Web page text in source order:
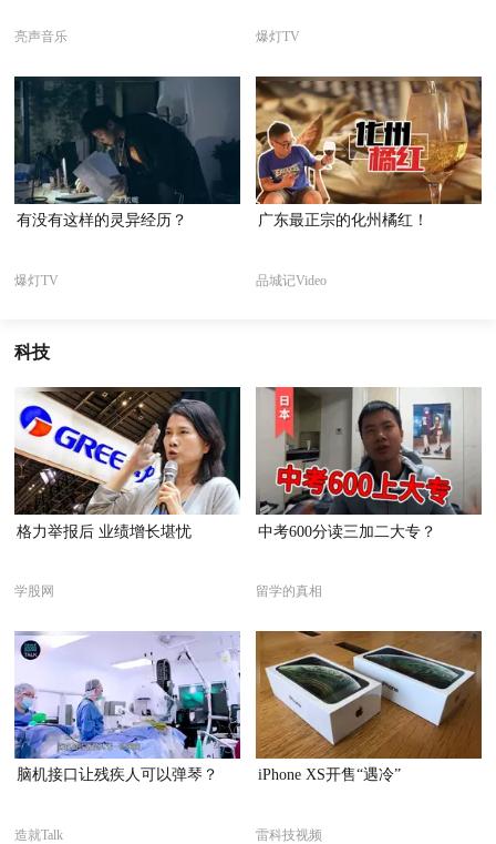
亮声音乐 爆灯TV
有没有这样的灵异经历？
爆灯TV
广东最正宗的化州橘红！
品城记Video
科技
格力举报后 业绩增长堪忧
学股网
中考600分读三加二大专？
留学的真相
脑机接口让残疾人可以弹琴？
造就Talk
iPhone XS开售“遇冷”
雷科技视频